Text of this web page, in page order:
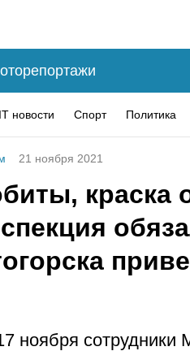
IT новости Спорт Политика
21 ноября 2021
краска
ноября сотрудники